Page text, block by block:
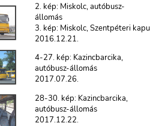
2. kép: Miskolc, autóbusz-
állomás
3. kép: Miskolc, Szentpéteri kapu
2016.12.21.
4-27. kép: Kazincbarcika,
autóbusz-állomás
2017.07.26.
28-30. kép: Kazincbarcika,
autóbusz-állomás
2017.12.22.